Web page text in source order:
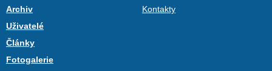
Archiv
Uživatelé
Články
Fotogalerie
Kontakty